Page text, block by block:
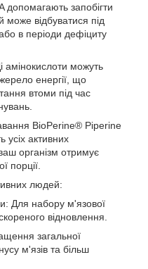
допомагають запобігти
може відбуватися під
в періоди дефіциту
амінокислоти можуть
енергії, що
втоми під час
BioPerine® Piperine
усіх активних
організм отримує
порції.
людей:
Для набору м'язової
відновлення.
загальної
м'язів та більш